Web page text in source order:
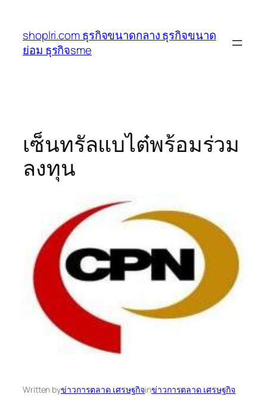
เนื้อหา
shoplri.com ธุรกิจขนาดกลาง ธุรกิจขนาด
ย่อม ธุรกิจsme
เซ็นทรัลแบไต๋พร้อมร่วม
ลงทุน
Written byข่าวการตลาด เศรษฐกิจinข่าวการตลาด เศรษฐกิจ